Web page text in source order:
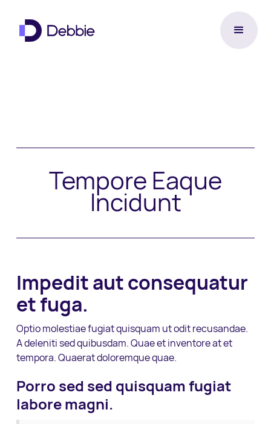
Tempore Eaque
Incidunt
Impedit aut consequatur
et fuga.
Optio molestiae fugiat quisquam ut odit recusandae.
A deleniti sed quibusdam. Quae et inventore at et
tempora. Quaerat doloremque quae.
Porro sed sed quisquam fugiat
labore magni.